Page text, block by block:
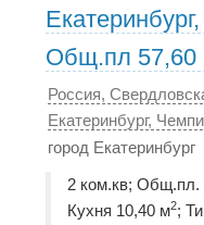
Общ.пл 57,60
Россия,
Екатеринбург,
город Екатеринбург
2 ком.кв; Общ.пл.
Кухня 10,40 м2;